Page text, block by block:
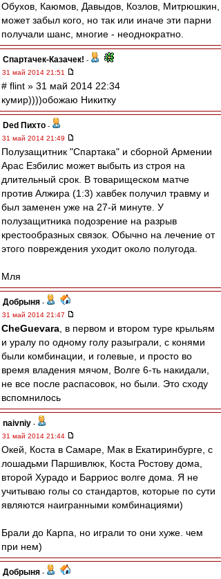
Обухов, Каюмов, Давыдов, Козлов, Митрюшкин,
может забыл кого, но так или иначе эти парни
получали шанс, многие - неоднократно.
Спартачек-Казачек! -
31 май 2014 21:51
# flint » 31 май 2014 22:34
кумир))))обожаю Никитку
Ded Пихто -
31 май 2014 21:49
Полузащитник "Спартака" и сборной Армении
Арас Езбилис может выбыть из строя на
длительный срок. В товарищеском матче
против Алжира (1:3) хавбек получил травму и
был заменен уже на 27-й минуте. У
полузащитника подозрение на разрыв
крестообразных связок. Обычно на лечение от
этого повреждения уходит около полугода.
Мля
Добрыня -
31 май 2014 21:47
CheGuevara , в первом и втором туре крыльям
и уралу по одному голу разыграли, с конями
были комбинации, и голевые, и просто во
время владения мячом, Волге 6-ть накидали,
не все после распасовок, но были. Это сходу
вспомнилось
naivniy -
31 май 2014 21:44
Окей, Коста в Самаре, Мак в Екатиринбурге, с
лошадьми Паршивлюк, Коста Ростову дома,
второй Хурадо и Барриос волге дома. Я не
учитываю голы со стандартов, которые по сути
являются наигранными комбинациями)
Брали до Карпа, но играли то они хуже. чем
при нем)
Добрыня -